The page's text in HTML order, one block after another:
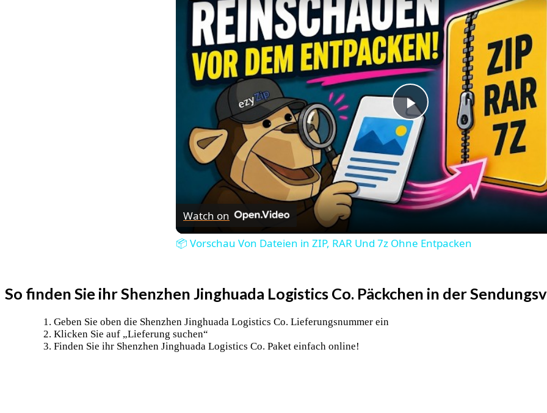
Play
Video
Watch on
📦 Vorschau Von Dateien in ZIP, RAR Und 7z Ohne Entpacken
So finden Sie ihr Shenzhen Jinghuada Logistics Co. Päckchen in der
Geben Sie oben die Shenzhen Jinghuada Logistics Co. Lieferungsnummer ein
Klicken Sie auf „Lieferung suchen“
Finden Sie ihr Shenzhen Jinghuada Logistics Co. Paket einfach online!